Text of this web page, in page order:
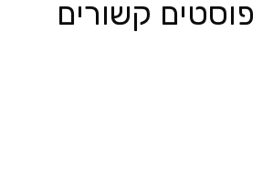
פוסטים קשורים